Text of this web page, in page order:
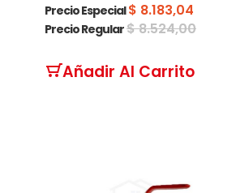
Precio Especial $ 8.183,04
Precio Regular$ 8.524,00
Añadir Al Carrito